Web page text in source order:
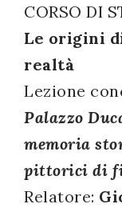
CORSO DI
Le origini
realtà
Lezione
Palazzo
memoria
pittorici di
Relatore:
avvenuta con
successo!